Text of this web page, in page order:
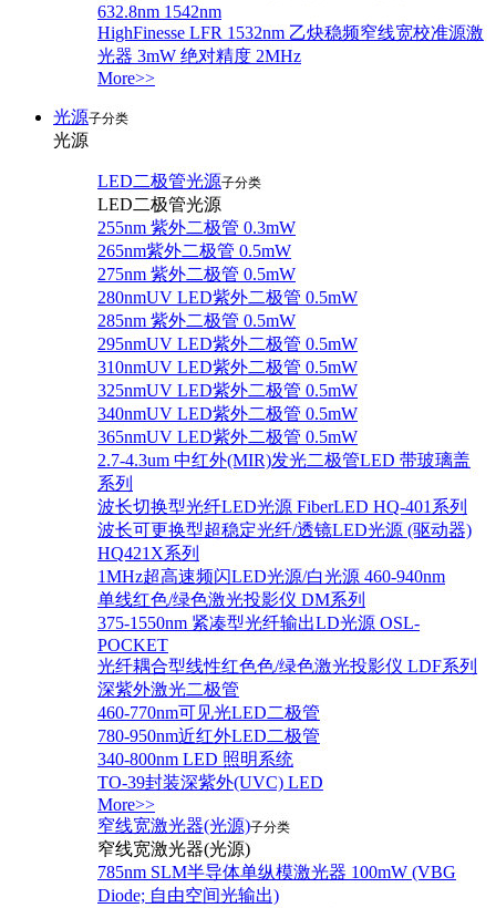
632.8nm 1542nm
HighFinesse LFR 1532nm 乙炔稳频窄线宽校准源激
光器 3mW 绝对精度 2MHz
More>>
光源子分类
光源
LED二极管光源子分类
LED二极管光源
255nm 紫外二极管 0.3mW
265nm紫外二极管 0.5mW
275nm 紫外二极管 0.5mW
280nmUV LED紫外二极管 0.5mW
285nm 紫外二极管 0.5mW
295nmUV LED紫外二极管 0.5mW
310nmUV LED紫外二极管 0.5mW
325nmUV LED紫外二极管 0.5mW
340nmUV LED紫外二极管 0.5mW
365nmUV LED紫外二极管 0.5mW
2.7-4.3um 中红外(MIR)发光二极管LED 带玻璃盖
系列
波长切换型光纤LED光源 FiberLED HQ-401系列
波长可更换型超稳定光纤/透镜LED光源 (驱动器)
HQ421X系列
1MHz超高速频闪LED光源/白光源 460-940nm
单线红色/绿色激光投影仪 DM系列
375-1550nm 紧凑型光纤输出LD光源 OSL-
POCKET
光纤耦合型线性红色色/绿色激光投影仪 LDF系列
深紫外激光二极管
460-770nm可见光LED二极管
780-950nm近红外LED二极管
340-800nm LED 照明系统
TO-39封装深紫外(UVC) LED
More>>
窄线宽激光器(光源)子分类
窄线宽激光器(光源)
785nm SLM半导体单纵模激光器 100mW (VBG
Diode; 自由空间光输出)